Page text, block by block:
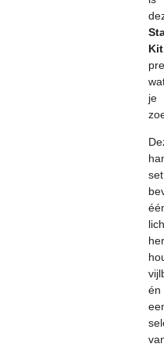
Kit
je
set
én